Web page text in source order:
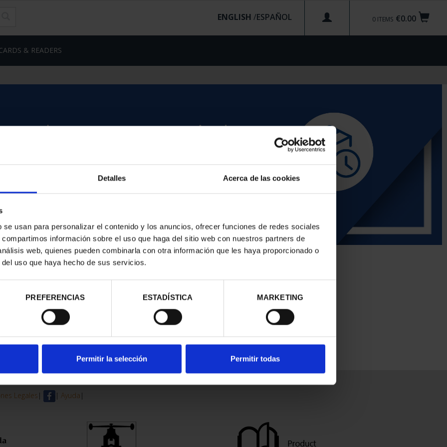
Detalles Acerca de las cookies
usan para personalizar el contenido y los anuncios, ofrecer funciones de redes sociales
información sobre el uso que haga del sitio web con nuestros partners de
web, quienes pueden combinarla con otra información que les haya proporcionado o
uso que haya hecho de sus servicios.
PREFERENCIAS ESTADÍSTICA MARKETING
Permitir la selección Permitir todas
€0.00
0 ITEMS
ENGLISH /
& READERS
Legales | | Ayuda |